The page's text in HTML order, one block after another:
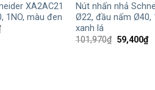
XA2AC21
1NO, màu đen
Giá
hiện
Nút nhấn nhả
Ø22, đầu nấm Ø40,
xanh lá
101,970₫ Giá
gốc
59,400₫Giá